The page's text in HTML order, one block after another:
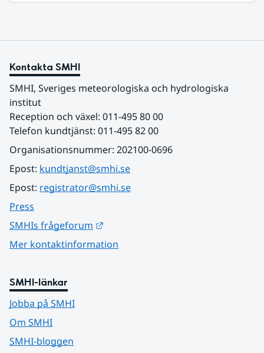
Kontakta SMHI
SMHI, Sveriges meteorologiska och hydrologiska
institut
Reception och växel: 011-495 80 00
Telefon kundtjänst: 011-495 82 00
Organisationsnummer: 202100-0696
Epost: kundtjanst@smhi.se
Epost: registrator@smhi.se
Press
SMHIs frågeforum
Mer kontaktinformation
SMHI-länkar
Jobba på SMHI
Om SMHI
SMHI-bloggen